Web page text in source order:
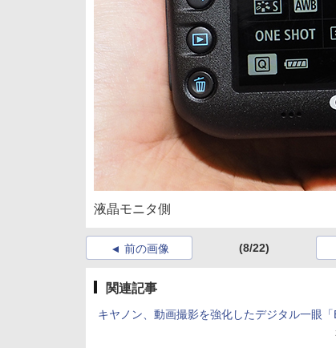
液晶モニタ側
前の画像 (8/22)
関連記事
キヤノン、動画撮影を強化したデジタル一眼「